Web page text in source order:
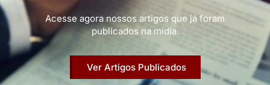
Acesse agora nossos artigos que já foram
publicados na mídia.
Ver Artigos Publicados